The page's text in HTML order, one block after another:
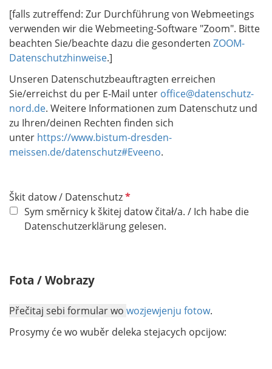
[falls zutreffend: Zur Durchführung von Webmeetings
verwenden wir die Webmeeting-Software "Zoom". Bitte
beachten Sie/beachte dazu die gesonderten ZOOM-
Datenschutzhinweise.]
Unseren Datenschutzbeauftragten erreichen
Sie/erreichst du per E-Mail unter office@datenschutz-
nord.de. Weitere Informationen zum Datenschutz und
zu Ihren/deinen Rechten finden sich
unter https://www.bistum-dresden-
meissen.de/datenschutz#Eveeno.
Škit datow / DatenschutzP
f
l
e
l
Sym směrnicy k škitej datow čitał/a. / Ich habe die
Datenschutzerklärung gelesen.
Fota / Wobrazy
Přečitaj sebi formular wo wozjewjenju fotow.
Prosymy će wo wuběr deleka stejacych opcijow: